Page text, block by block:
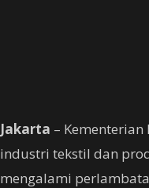
Jakarta –
industri tekstil dan
mengalami